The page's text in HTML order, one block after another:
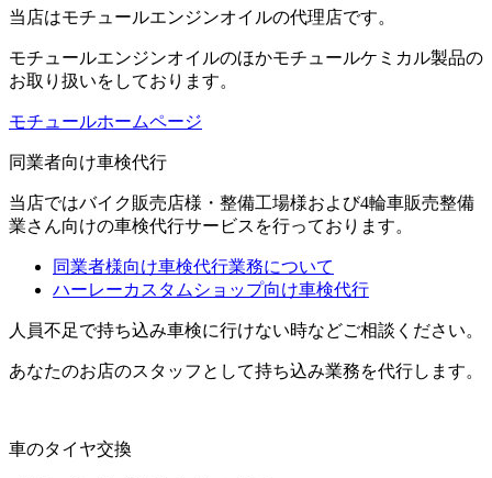
当店はモチュールエンジンオイルの代理店です。
モチュールエンジンオイルのほかモチュールケミカル製品の
お取り扱いをしております。
モチュールホームページ
同業者向け車検代行
当店ではバイク販売店様・整備工場様および4輪車販売整備
業さん向けの車検代行サービスを行っております。
同業者様向け車検代行業務について
ハーレーカスタムショップ向け車検代行
人員不足で持ち込み車検に行けない時などご相談ください。
あなたのお店のスタッフとして持ち込み業務を代行します。
車のタイヤ交換